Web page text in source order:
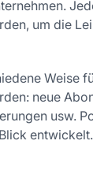
um die
Weise
neue
usw.
entwickelt.